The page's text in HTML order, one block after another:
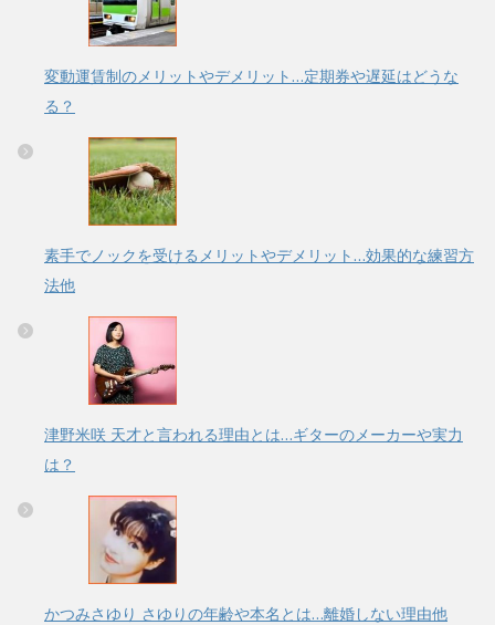
変動運賃制のメリットやデメリット…定期券や遅延はどうな
る？
素手でノックを受けるメリットやデメリット…効果的な練習方
法他
津野米咲 天才と言われる理由とは…ギターのメーカーや実力
は？
かつみさゆり さゆりの年齢や本名とは…離婚しない理由他